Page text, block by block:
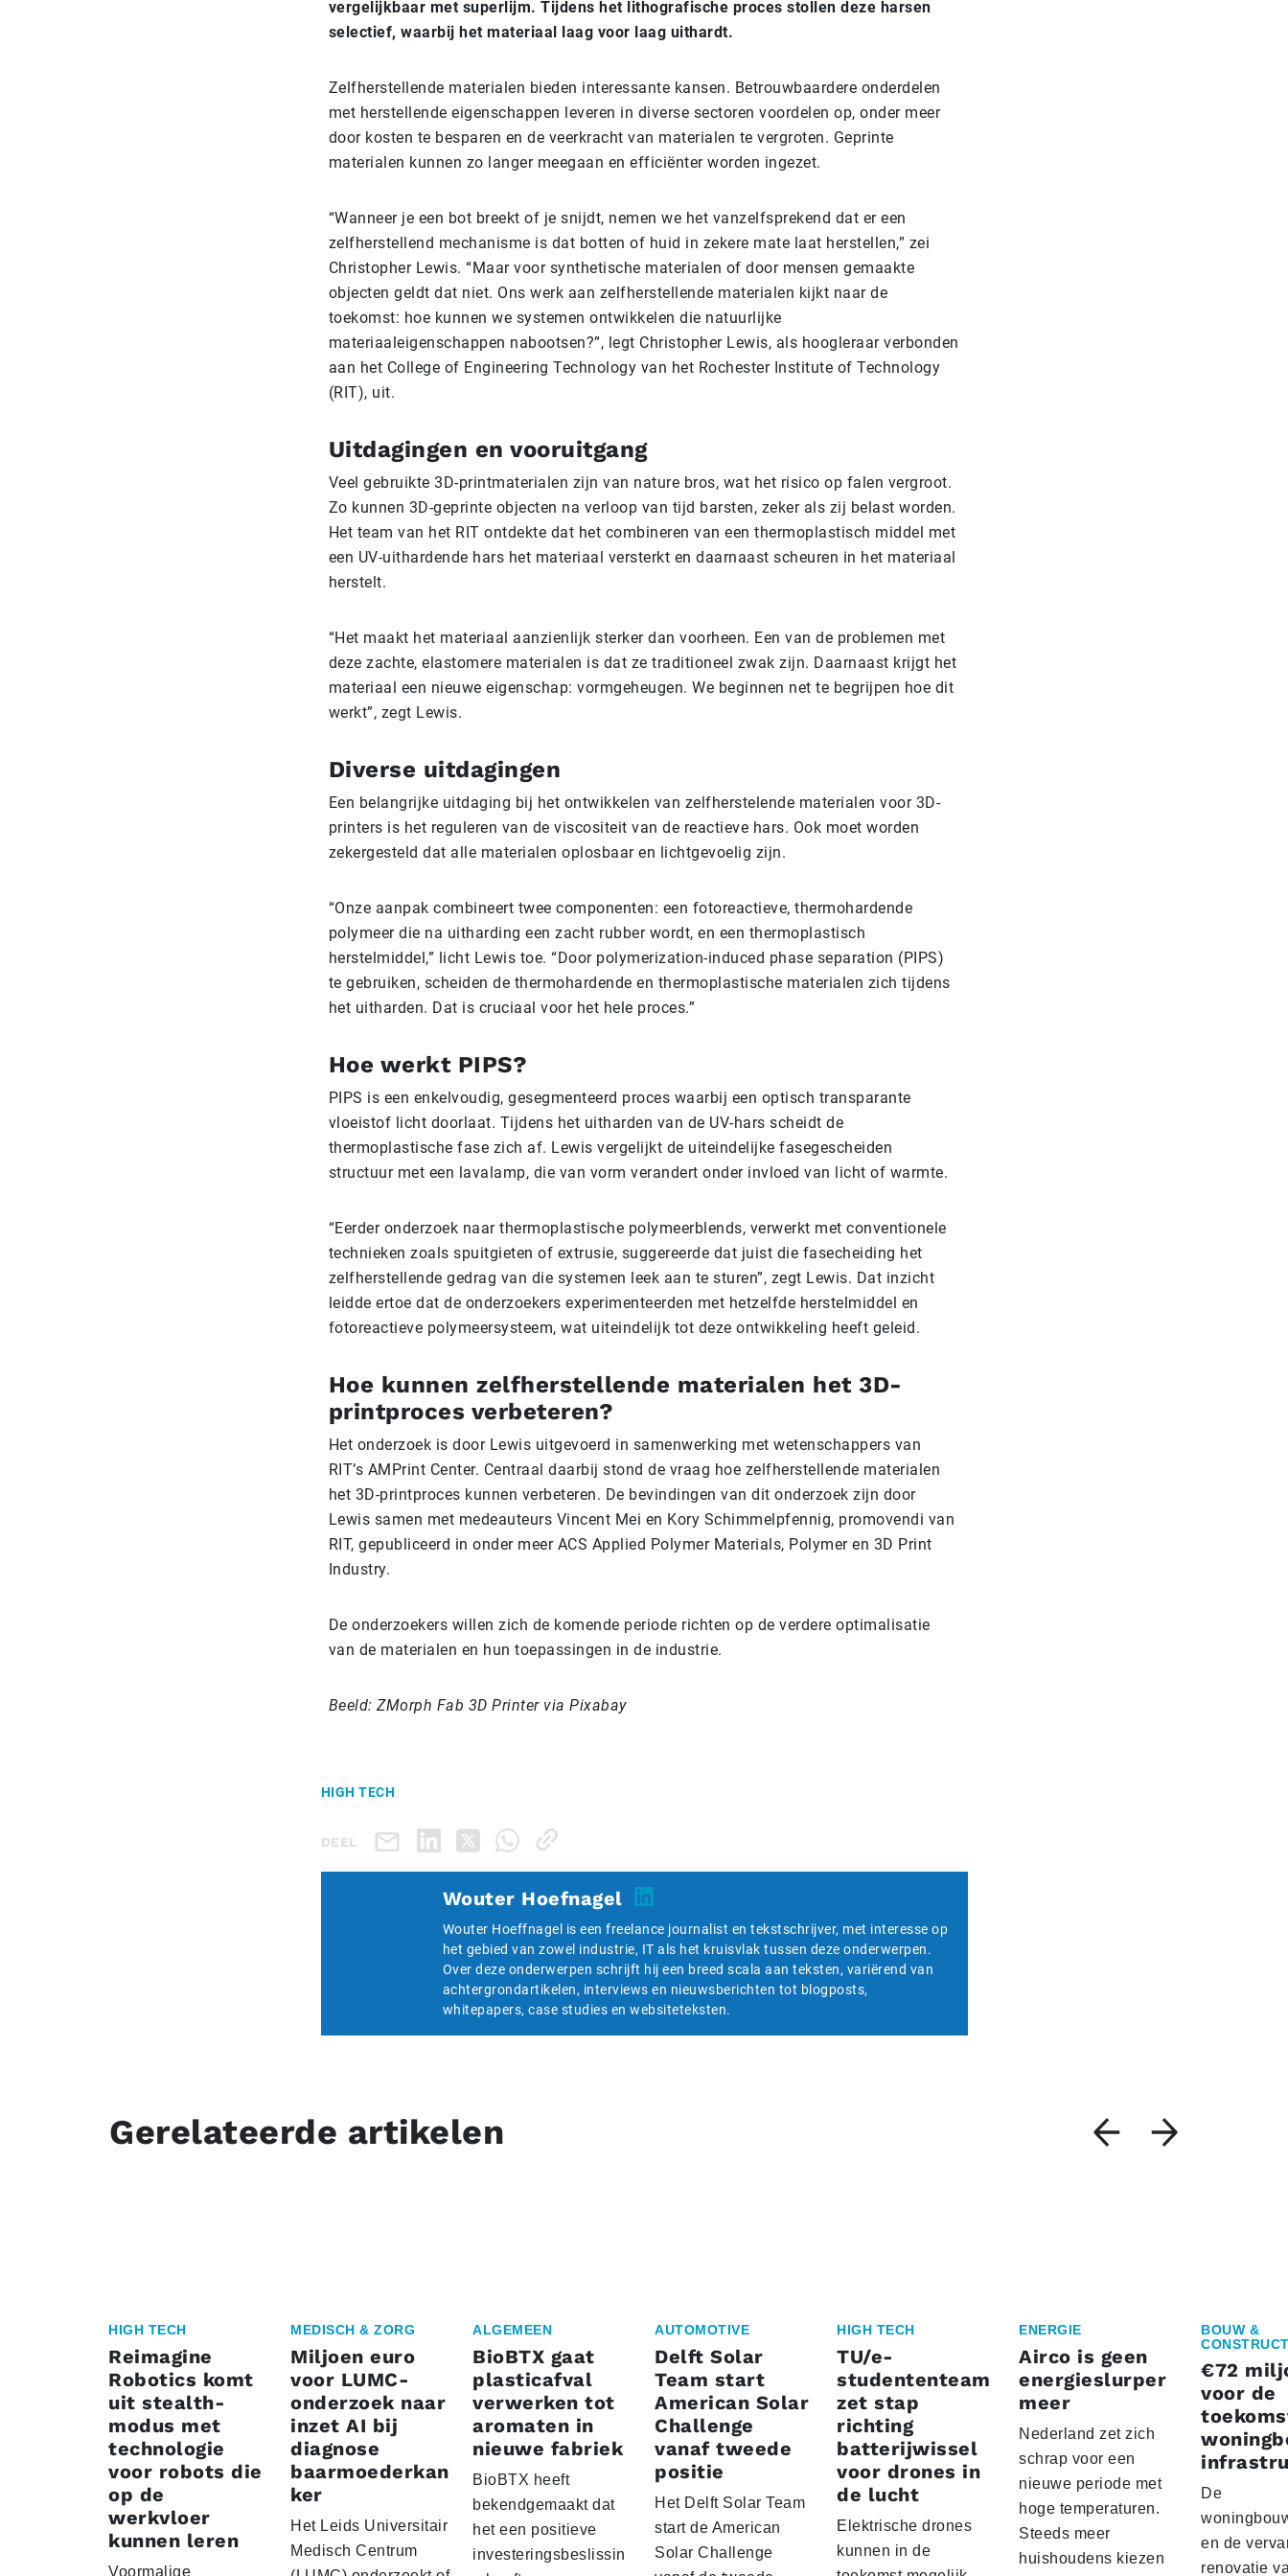
vergelijkbaar met superlijm. Tijdens het lithografische proces stollen deze harsen
selectief, waarbij het materiaal laag voor laag uithardt.
Zelfherstellende materialen bieden interessante kansen. Betrouwbaardere onderdelen
met herstellende eigenschappen leveren in diverse sectoren voordelen op, onder meer
door kosten te besparen en de veerkracht van materialen te vergroten. Geprinte
materialen kunnen zo langer meegaan en efficiënter worden ingezet.
“Wanneer je een bot breekt of je snijdt, nemen we het vanzelfsprekend dat er een
zelfherstellend mechanisme is dat botten of huid in zekere mate laat herstellen,” zei
Christopher Lewis. “Maar voor synthetische materialen of door mensen gemaakte
objecten geldt dat niet. Ons werk aan zelfherstellende materialen kijkt naar de
toekomst: hoe kunnen we systemen ontwikkelen die natuurlijke
materiaaleigenschappen nabootsen?”, legt Christopher Lewis, als hoogleraar verbonden
aan het College of Engineering Technology van het Rochester Institute of Technology
(RIT), uit.
Uitdagingen en vooruitgang
Veel gebruikte 3D-printmaterialen zijn van nature bros, wat het risico op falen vergroot.
Zo kunnen 3D-geprinte objecten na verloop van tijd barsten, zeker als zij belast worden.
Het team van het RIT ontdekte dat het combineren van een thermoplastisch middel met
een UV-uithardende hars het materiaal versterkt en daarnaast scheuren in het materiaal
herstelt.
“Het maakt het materiaal aanzienlijk sterker dan voorheen. Een van de problemen met
deze zachte, elastomere materialen is dat ze traditioneel zwak zijn. Daarnaast krijgt het
materiaal een nieuwe eigenschap: vormgeheugen. We beginnen net te begrijpen hoe dit
werkt”, zegt Lewis.
Diverse uitdagingen
Een belangrijke uitdaging bij het ontwikkelen van zelfherstelende materialen voor 3D-
printers is het reguleren van de viscositeit van de reactieve hars. Ook moet worden
zekergesteld dat alle materialen oplosbaar en lichtgevoelig zijn.
“Onze aanpak combineert twee componenten: een fotoreactieve, thermohardende
polymeer die na uitharding een zacht rubber wordt, en een thermoplastisch
herstelmiddel,” licht Lewis toe. “Door polymerization-induced phase separation (PIPS)
te gebruiken, scheiden de thermohardende en thermoplastische materialen zich tijdens
het uitharden. Dat is cruciaal voor het hele proces.”
Hoe werkt PIPS?
PIPS is een enkelvoudig, gesegmenteerd proces waarbij een optisch transparante
vloeistof licht doorlaat. Tijdens het uitharden van de UV-hars scheidt de
thermoplastische fase zich af. Lewis vergelijkt de uiteindelijke fasegescheiden
structuur met een lavalamp, die van vorm verandert onder invloed van licht of warmte.
“Eerder onderzoek naar thermoplastische polymeerblends, verwerkt met conventionele
technieken zoals spuitgieten of extrusie, suggereerde dat juist die fasecheiding het
zelfherstellende gedrag van die systemen leek aan te sturen”, zegt Lewis. Dat inzicht
leidde ertoe dat de onderzoekers experimenteerden met hetzelfde herstelmiddel en
fotoreactieve polymeersysteem, wat uiteindelijk tot deze ontwikkeling heeft geleid.
Hoe kunnen zelfherstellende materialen het 3D-
printproces verbeteren?
Het onderzoek is door Lewis uitgevoerd in samenwerking met wetenschappers van
RIT’s AMPrint Center. Centraal daarbij stond de vraag hoe zelfherstellende materialen
het 3D-printproces kunnen verbeteren. De bevindingen van dit onderzoek zijn door
Lewis samen met medeauteurs Vincent Mei en Kory Schimmelpfennig, promovendi van
RIT, gepubliceerd in onder meer ACS Applied Polymer Materials, Polymer en 3D Print
Industry.
De onderzoekers willen zich de komende periode richten op de verdere optimalisatie
van de materialen en hun toepassingen in de industrie.
Beeld: ZMorph Fab 3D Printer via Pixabay
HIGH TECH
DEEL
Wouter Hoefnagel
Wouter Hoeffnagel is een freelance journalist en tekstschrijver, met interesse op
het gebied van zowel industrie, IT als het kruisvlak tussen deze onderwerpen.
Over deze onderwerpen schrijft hij een breed scala aan teksten, variërend van
achtergrondartikelen, interviews en nieuwsberichten tot blogposts,
whitepapers, case studies en websiteteksten.
Gerelateerde artikelen
HIGH TECH
Reimagine
Robotics komt
uit stealth-
modus met
technologie
voor robots die
op de
werkvloer
kunnen leren
Voormalige
MEDISCH & ZORG
Miljoen euro
voor LUMC-
onderzoek naar
inzet AI bij
diagnose
baarmoederkan
ker
Het Leids Universitair
Medisch Centrum
ALGEMEEN
BioBTX gaat
plasticafval
verwerken tot
aromaten in
nieuwe fabriek
BioBTX heeft
bekendgemaakt dat
het een positieve
investeringsbeslissin
AUTOMOTIVE
Delft Solar
Team start
American Solar
Challenge
vanaf tweede
positie
Het Delft Solar Team
start de American
Solar Challenge
HIGH TECH
TU/e-
studententeam
zet stap
richting
batterijwissel
voor drones in
de lucht
Elektrische drones
kunnen in de
ENERGIE
Airco is geen
energieslurper
meer
Nederland zet zich
schrap voor een
nieuwe periode met
hoge temperaturen.
Steeds meer
huishoudens kiezen
BOUW &
€72
voor de
De
en de
renovatie